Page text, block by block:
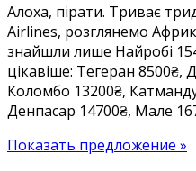
в
Алоха, пірати. Триває
Airlines, розглянемо
знайшли лише Найробі
цікавіше: Тегеран 8500₴,
Коломбо 13200₴,
Денпасар 14700₴, Мале
Показать предложение »